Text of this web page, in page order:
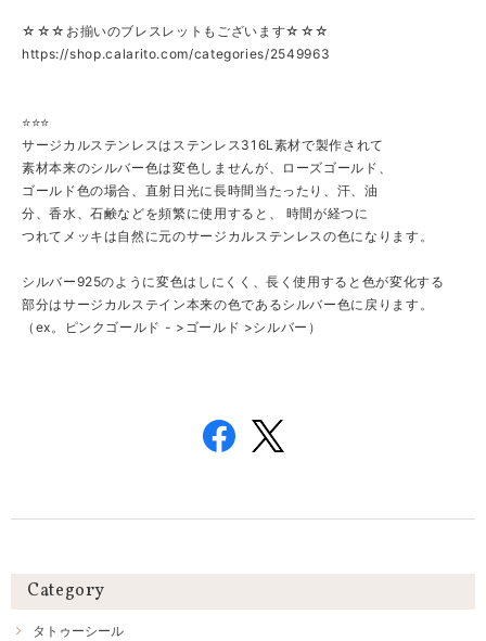
☆☆☆お揃いのブレスレットもございます☆☆☆
https://shop.calarito.com/categories/2549963
⭐️⭐️⭐️
サージカルステンレスはステンレス316L素材で製作されて
素材本来のシルバー色は変色しませんが、ローズゴールド、
ゴールド色の場合、直射日光に長時間当たったり、汗、油
分、香水、石鹸などを頻繁に使用すると、 時間が経つに
つれてメッキは自然に元のサージカルステンレスの色になります。
シルバー925のように変色はしにくく、長く使用すると色が変化する
部分はサージカルステイン本来の色であるシルバー色に戻ります。
（ex。ピンクゴールド - >ゴールド >シルバー）
Category
タトゥーシール